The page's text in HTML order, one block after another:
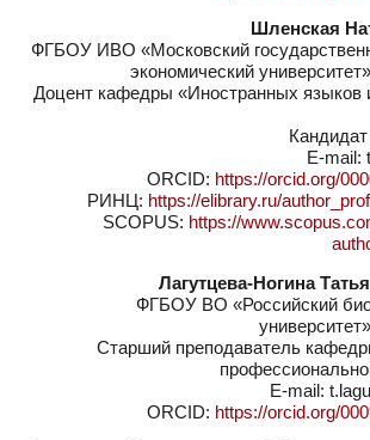
Шленская
ФГБОУ ИВО «Московский
экономический
Доцент кафедры «Иностранных языков
E-mail:
ORCID: https://orcid.org/
РИНЦ: https://elibrary.ru/
SCOPUS: https://
Лагутцева-Ногина
ФГБОУ ВО «Российский
Старший преподаватель
E-mail:
ORCID: https://orcid.org/